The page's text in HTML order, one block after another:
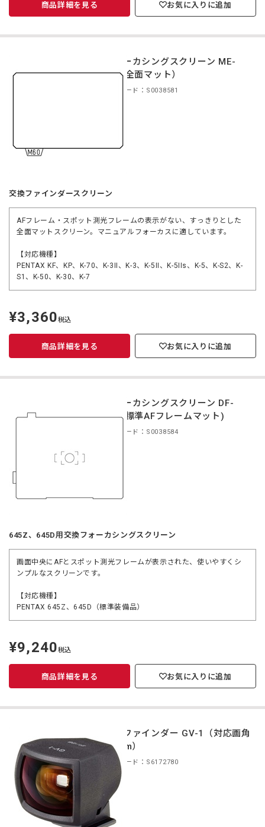
商品詳細を見る お気に入りに追加
フォーカシングスクリーン ME-
60（全面マット）
商品コード：S0038581
交換ファインダースクリーン
AFフレーム・スポット測光フレームの表示がない、すっきりとした
全面マットスクリーン。マニュアルフォーカスに適しています。
【対応機種】
PENTAX KF、KP、K-70、K-3II、K-3、K-5II、K-5IIs、K-5、K-S2、K-
S1、K-50、K-30、K-7
定
価
¥3,360税込
商品詳細を見る お気に入りに追加
フォーカシングスクリーン DF-
80（標準AFフレームマット)
商品コード：S0038584
645Z、645D用交換フォーカシングスクリーン
画面中央にAFとスポット測光フレームが表示された、使いやすくシ
ンプルなスクリーンです。
【対応機種】
PENTAX 645Z、645D（標準装備品）
定
価
¥9,240税込
商品詳細を見る お気に入りに追加
外部ファインダー GV-1（対応画角
28mm）
商品コード：S6172780